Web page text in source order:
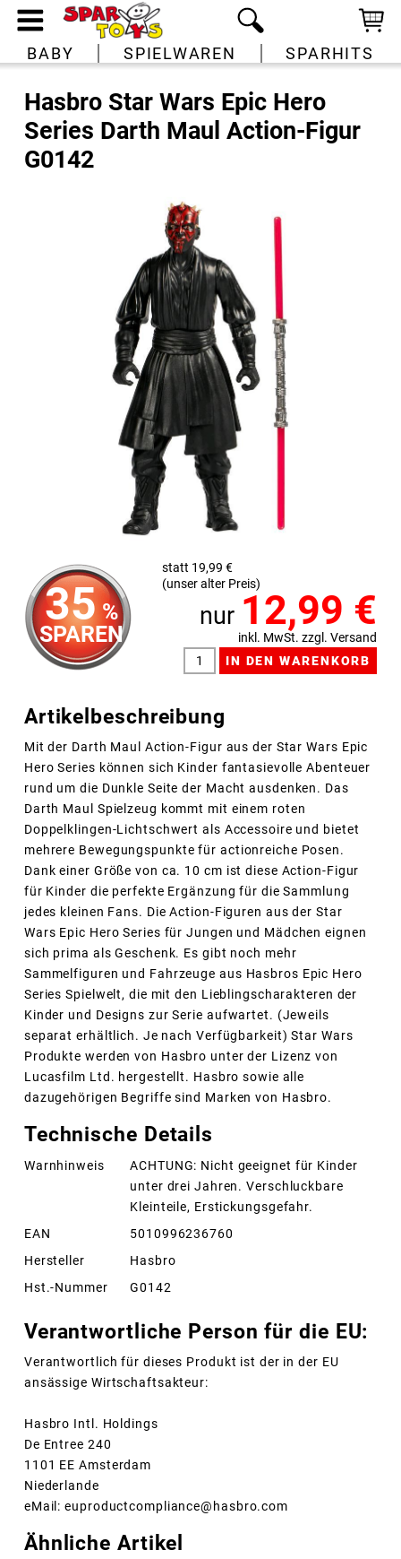
BABY SPIELWAREN SPARHITS
Hasbro Star Wars Epic Hero
Series Darth Maul Action-Figur
G0142
35 %
SPAREN
statt 19,99 €
(unser alter Preis)
nur 12,99 €
inkl. MwSt. zzgl. Versand
Artikelbeschreibung
Mit der Darth Maul Action-Figur aus der Star Wars Epic
Hero Series können sich Kinder fantasievolle Abenteuer
rund um die Dunkle Seite der Macht ausdenken. Das
Darth Maul Spielzeug kommt mit einem roten
Doppelklingen-Lichtschwert als Accessoire und bietet
mehrere Bewegungspunkte für actionreiche Posen.
Dank einer Größe von ca. 10 cm ist diese Action-Figur
für Kinder die perfekte Ergänzung für die Sammlung
jedes kleinen Fans. Die Action-Figuren aus der Star
Wars Epic Hero Series für Jungen und Mädchen eignen
sich prima als Geschenk. Es gibt noch mehr
Sammelfiguren und Fahrzeuge aus Hasbros Epic Hero
Series Spielwelt, die mit den Lieblingscharakteren der
Kinder und Designs zur Serie aufwartet. (Jeweils
separat erhältlich. Je nach Verfügbarkeit) Star Wars
Produkte werden von Hasbro unter der Lizenz von
Lucasfilm Ltd. hergestellt. Hasbro sowie alle
dazugehörigen Begriffe sind Marken von Hasbro.
Technische Details
Warnhinweis
ACHTUNG: Nicht geeignet für Kinder
unter drei Jahren. Verschluckbare
Kleinteile, Erstickungsgefahr.
EAN
5010996236760
Hersteller
Hasbro
Hst.-Nummer
G0142
Verantwortliche Person für die EU:
Verantwortlich für dieses Produkt ist der in der EU
ansässige Wirtschaftsakteur:
Hasbro Intl. Holdings
De Entree 240
1101 EE Amsterdam
Niederlande
eMail: euproductcompliance@hasbro.com
Ähnliche Artikel